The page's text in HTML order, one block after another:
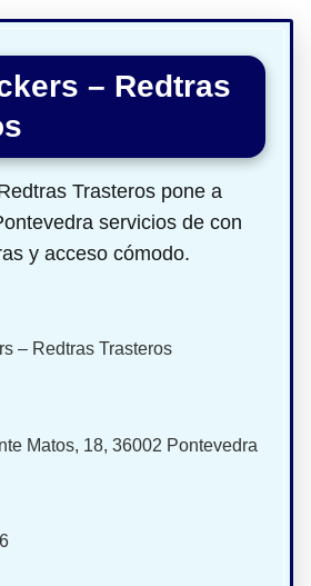
– Redtras
Trasteros pone a
servicios de con
y acceso cómodo.
– Redtras Trasteros
Matos, 18, 36002 Pontevedra